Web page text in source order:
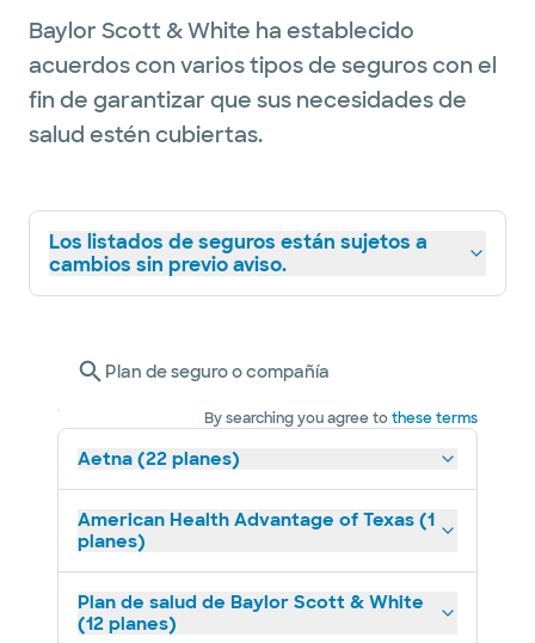
Baylor Scott & White ha establecido
acuerdos con varios tipos de seguros con el
fin de garantizar que sus necesidades de
salud estén cubiertas.
Los listados de seguros están sujetos a
cambios sin previo aviso.
Plan de seguro o compañía
By searching you agree tothese terms
Aetna (22 planes)
American Health Advantage of Texas (1
planes)
Plan de salud de Baylor Scott & White
(12 planes)